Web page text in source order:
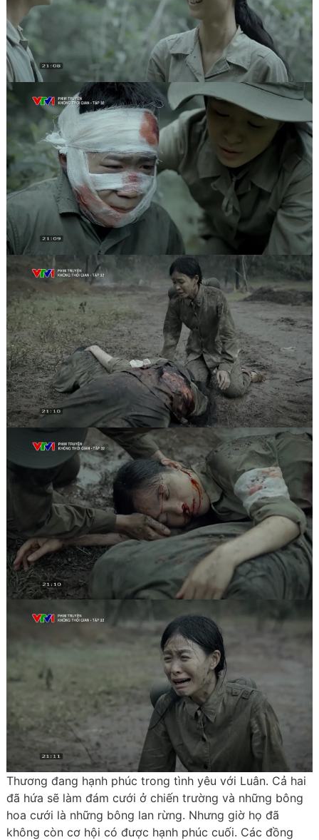
Thương đang hạnh phúc trong tình yêu với Luân. Cả hai
đã hứa sẽ làm đám cưới ở chiến trường và những bông
hoa cưới là những bông lan rừng. Nhưng giờ họ đã
không còn cơ hội có được hạnh phúc cuối. Các đồng